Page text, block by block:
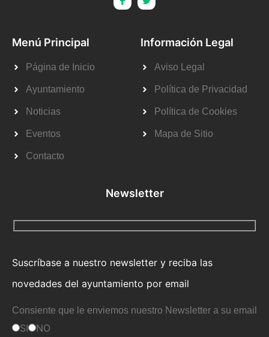
Menú Principal
Página de Inicio
Ayuntamiento
Noticias
Eventos
Contacto
Información Legal
Aviso Legal
Política de Privacidad
Política de Cookies
Mapa de Sitio
Newsletter
Suscríbase a nuestro newsletter y reciba las
novedades del ayuntamiento por email
Consiente que le enviemos nuestro Newsletter a su email
SI NO